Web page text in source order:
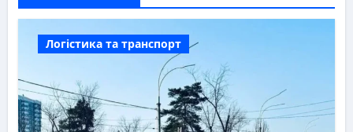
Логістика та транспорт